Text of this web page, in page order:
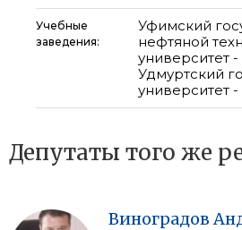
Учебные
заведения:
Уфимский
нефтяной
университет -
Удмуртский
университет
Депутаты того же
Виноградов